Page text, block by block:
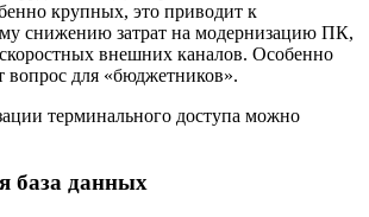
крупных, это приводит к
снижению затрат на модернизацию ПК,
внешних каналов. Особенно
вопрос для «бюджетников».
терминального доступа можно
база данных